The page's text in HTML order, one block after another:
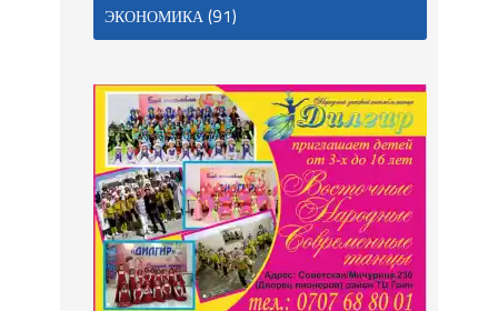
ЭКОНОМИКА(91)